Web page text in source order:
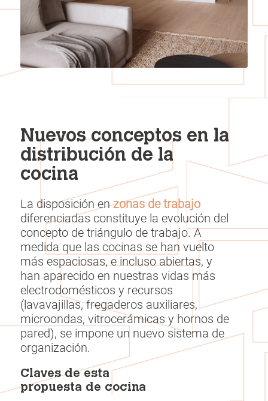
Nuevos conceptos en la
distribución de la
cocina
La disposición enzonas de trabajo
diferenciadas constituye la evolución del
concepto de triángulo de trabajo. A
medida que las cocinas se han vuelto
más espaciosas, e incluso abiertas, y
han aparecido en nuestras vidas más
electrodomésticos y recursos
(lavavajillas, fregaderos auxiliares,
microondas, vitrocerámicas y hornos de
pared), se impone un nuevo sistema de
organización.
Claves de esta
propuesta de cocina